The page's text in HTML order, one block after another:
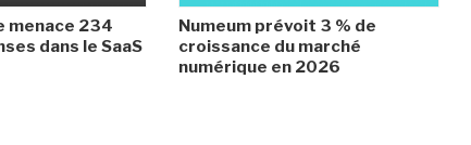
menace 234
dans le SaaS
Numeum prévoit 3 % de
croissance du marché
numérique en 2026